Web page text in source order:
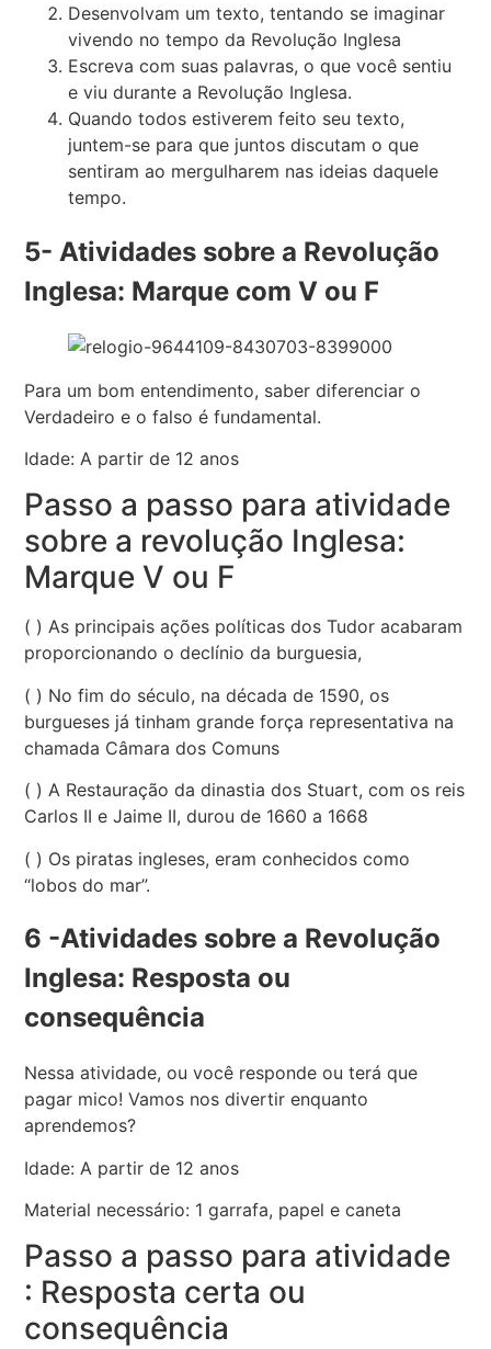
Desenvolvam um texto, tentando se imaginar
vivendo no tempo da Revolução Inglesa
Escreva com suas palavras, o que você sentiu
e viu durante a Revolução Inglesa.
Quando todos estiverem feito seu texto,
juntem-se para que juntos discutam o que
sentiram ao mergulharem nas ideias daquele
tempo.
5- Atividades sobre a Revolução
Inglesa: Marque com V ou F
Para um bom entendimento, saber diferenciar o
Verdadeiro e o falso é fundamental.
Idade: A partir de 12 anos
Passo a passo para atividade
sobre a revolução Inglesa:
Marque V ou F
( ) As principais ações políticas dos Tudor acabaram
proporcionando o declínio da burguesia,
( ) No fim do século, na década de 1590, os
burgueses já tinham grande força representativa na
chamada Câmara dos Comuns
( ) A Restauração da dinastia dos Stuart, com os reis
Carlos II e Jaime II, durou de 1660 a 1668
( ) Os piratas ingleses, eram conhecidos como
“lobos do mar”.
6 -Atividades sobre a Revolução
Inglesa: Resposta ou
consequência
Nessa atividade, ou você responde ou terá que
pagar mico! Vamos nos divertir enquanto
aprendemos?
Idade: A partir de 12 anos
Material necessário: 1 garrafa, papel e caneta
Passo a passo para atividade
: Resposta certa ou
consequência